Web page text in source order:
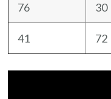
76 30
41 72